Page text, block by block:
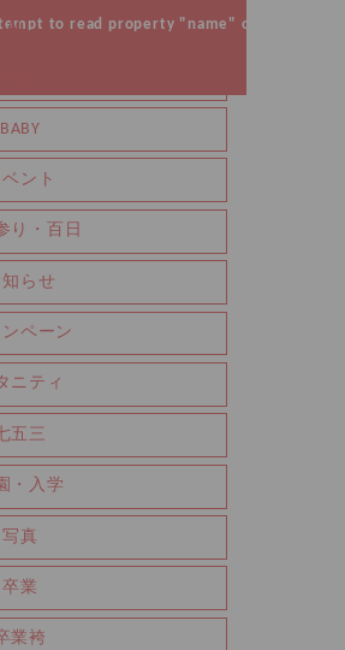
to read property "name" on null in
ALL
BABY
ベント
り・百日
らせ
ペーン
ニティ
五三
・入学
写真
卒業
業袴